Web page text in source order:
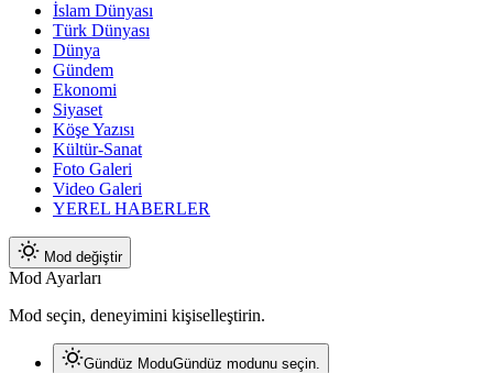
İslam Dünyası
Türk Dünyası
Dünya
Gündem
Ekonomi
Siyaset
Köşe Yazısı
Kültür-Sanat
Foto Galeri
Video Galeri
YEREL HABERLER
Mod değiştir
Mod Ayarları
Mod seçin, deneyimini kişiselleştirin.
Gündüz ModuGündüz modunu seçin.